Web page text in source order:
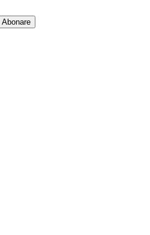
Abonare